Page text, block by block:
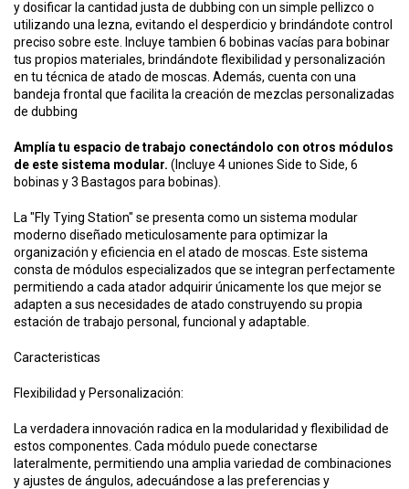
y dosificar la cantidad justa de dubbing con un simple pellizco o
utilizando una lezna, evitando el desperdicio y brindándote control
preciso sobre este. Incluye tambien 6 bobinas vacías para bobinar
tus propios materiales, brindándote flexibilidad y personalización
en tu técnica de atado de moscas. Además, cuenta con una
bandeja frontal que facilita la creación de mezclas personalizadas
de dubbing
Amplía tu espacio de trabajo conectándolo con otros módulos
de este sistema modular. (Incluye 4 uniones Side to Side, 6
bobinas y 3 Bastagos para bobinas).
La "Fly Tying Station" se presenta como un sistema modular
moderno diseñado meticulosamente para optimizar la
organización y eficiencia en el atado de moscas. Este sistema
consta de módulos especializados que se integran perfectamente
permitiendo a cada atador adquirir únicamente los que mejor se
adapten a sus necesidades de atado construyendo su propia
estación de trabajo personal, funcional y adaptable.
Caracteristicas
Flexibilidad y Personalización:
La verdadera innovación radica en la modularidad y flexibilidad de
estos componentes. Cada módulo puede conectarse
lateralmente, permitiendo una amplia variedad de combinaciones
y ajustes de ángulos, adecuándose a las preferencias y